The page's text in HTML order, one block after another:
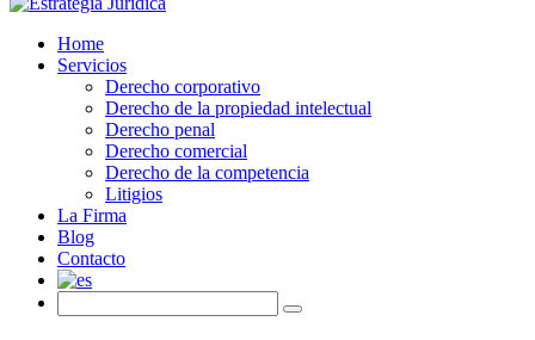
Home
Servicios
Derecho corporativo
Derecho de la propiedad intelectual
Derecho penal
Derecho comercial
Derecho de la competencia
Litigios
La Firma
Blog
Contacto